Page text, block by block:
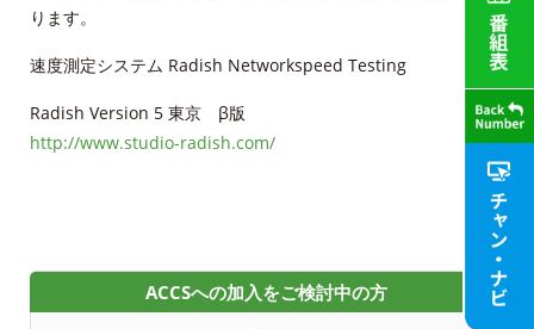
ります。
速度測定システム Radish Networkspeed Testing
Radish Version 5 東京 β版
http://www.studio-radish.com/
ACCSへの加入をご検討中の方
法人情報
放送番組審議会議事録
アクセス